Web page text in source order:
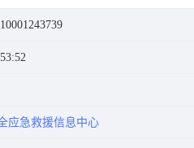
应急救援信息中心